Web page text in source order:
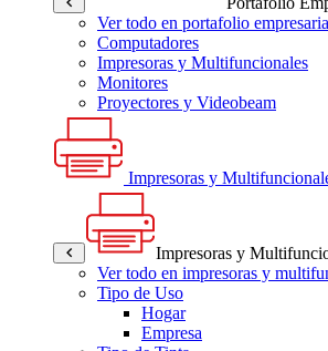
Ver todo en portafolio
Computadores
Impresoras y Multifuncionales
Monitores
Proyectores y Videobeam
Impresoras y
Impresoras y
Ver todo en impresoras y
Tipo de Uso
Hogar
Empresa